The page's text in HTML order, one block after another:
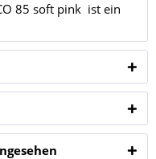
85 soft pink ist ein